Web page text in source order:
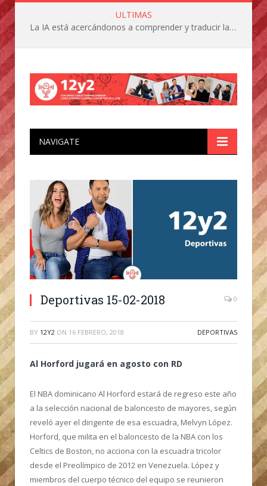
ULTIMAS
La IA está acercándonos a comprender y traducir las vocalizaciones y comportamientos de nuestras mascotas
NAVIGATE
Deportivas 15-02-2018 0
BY 12Y2 ON 16 FEBRERO, 2018 DEPORTIVAS
Al Horford jugará en agosto con RD
El NBA dominicano Al Horford estará de regreso este año
a la selección nacional de baloncesto de mayores, según
reveló ayer el dirigente de esa escuadra, Melvyn López.
Horford, que milita en el baloncesto de la NBA con los
Celtics de Boston, no acciona con la escuadra tricolor
desde el Preolímpico de 2012 en Venezuela. López y
miembros del cuerpo técnico del equipo se reunieron